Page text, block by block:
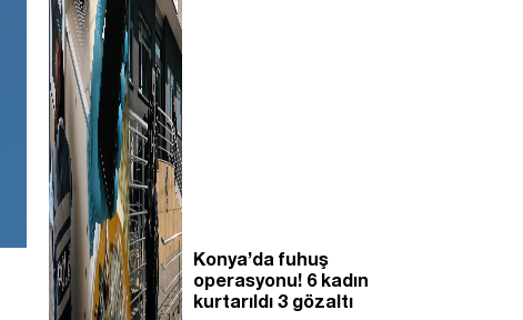
Konya’da fuhuş
operasyonu! 6 kadın
kurtarıldı 3 gözaltı